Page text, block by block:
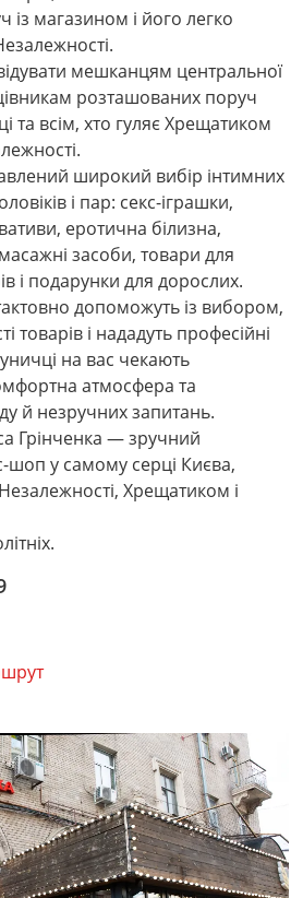
магазином і його легко
мешканцям центральної
розташованих поруч
та всім, хто гуляє Хрещатиком
широкий вибір інтимних
і пар: секс-іграшки,
еротична білизна,
засоби, товари для
і подарунки для дорослих.
допоможуть із вибором,
товарів і нададуть професійні
на вас чекають
атмосфера та
й незручних запитань.
Грінченка — зручний
шоп у самому серці Києва,
Хрещатиком і